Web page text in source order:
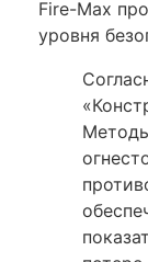
Fire-Max
уровня